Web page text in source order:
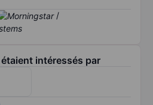
/
intéressés par